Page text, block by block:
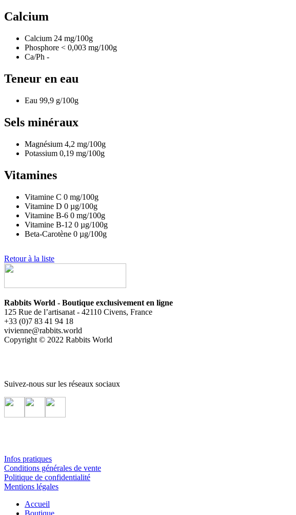
Calcium
Calcium 24 mg/100g
Phosphore < 0,003 mg/100g
Ca/Ph -
Teneur en eau
Eau 99,9 g/100g
Sels minéraux
Magnésium 4,2 mg/100g
Potassium 0,19 mg/100g
Vitamines
Vitamine C 0 mg/100g
Vitamine D 0 µg/100g
Vitamine B-6 0 mg/100g
Vitamine B-12 0 µg/100g
Beta-Carotène 0 µg/100g
Retour à la liste
Rabbits World - Boutique exclusivement en ligne
125 Rue de l’artisanat - 42110 Civens, France
+33 (0)7 83 41 94 18
vivienne@rabbits.world
Copyright © 2022 Rabbits World
Suivez-nous sur les réseaux sociaux
Infos pratiques
Conditions générales de vente
Politique de confidentialité
Mentions légales
Accueil
Boutique